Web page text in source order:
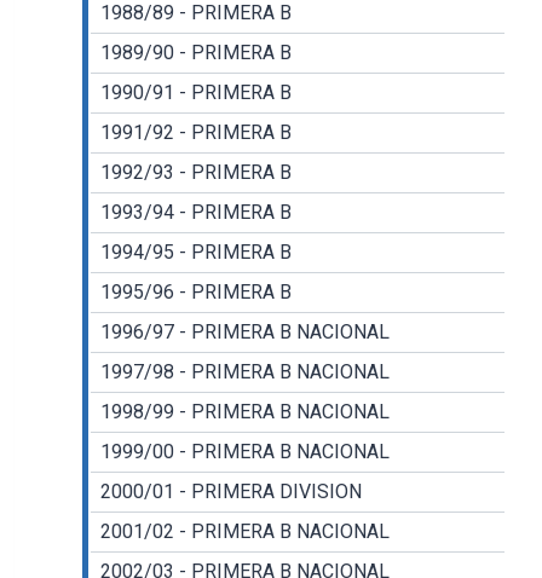
1988/89 - PRIMERA B
1989/90 - PRIMERA B
1990/91 - PRIMERA B
1991/92 - PRIMERA B
1992/93 - PRIMERA B
1993/94 - PRIMERA B
1994/95 - PRIMERA B
1995/96 - PRIMERA B
1996/97 - PRIMERA B NACIONAL
1997/98 - PRIMERA B NACIONAL
1998/99 - PRIMERA B NACIONAL
1999/00 - PRIMERA B NACIONAL
2000/01 - PRIMERA DIVISION
2001/02 - PRIMERA B NACIONAL
2002/03 - PRIMERA B NACIONAL